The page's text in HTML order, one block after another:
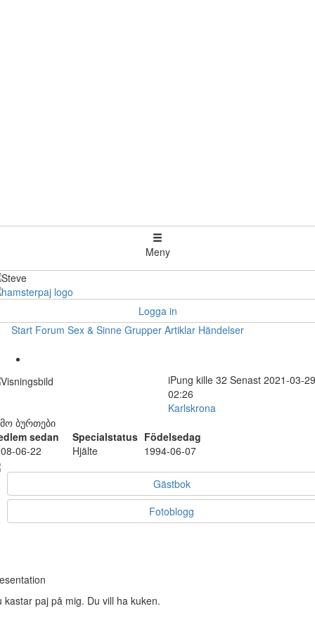
Meny
Logga in
Start Forum Sex & Sinne Grupper Artiklar Händelser
iPung kille 32 Senast 2021-03-29
02:26
Karlskrona
ბურთები
sedan
Specialstatus Födelsedag
06-22
Hjälte 1994-06-07
Gästbok
Fotoblogg
kastar paj på mig. Du vill ha kuken.